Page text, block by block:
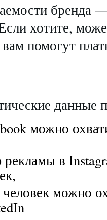
бренда
хотите,
помогут
данные
можно
в
можно